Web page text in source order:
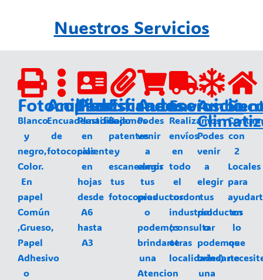
Nuestros Servicios
Fotocopias
Blanco
y
negro,
Color.
En
papel
Común
,Grueso,
Papel
Adhesivo
o
Anillados
Encuadernación
de
fotocopias
Plastificados
Plastificado
en
caliente
en
hojas
desde
A6
hasta
A3
Escaneos
Bajamos
patentes
y
escaneamos
tus
fotocopias
Autoservicio
Podes
venir
a
elegir
tus
productos
o
podemos
brindarte
una
Atencion
Envios
Realizamos
envíos
en
todo
el
cordon
industrial
(consultar
otras
localidades)
Podes
venir
a
elegir
tus
productos
o
podemos
brindarte
una
con
2
Locales
para
en
lo
que